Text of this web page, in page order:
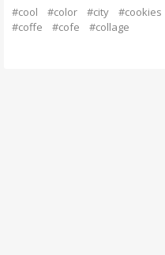
#cool #color #city #cookies
#coffe
#cofe #collage